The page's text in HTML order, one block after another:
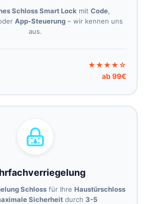
Schloss Smart Lock mit Code,
App-Steuerung – wir kennen uns
aus.
★★★★☆
ab 99€
Schloss für Ihre Haustürschloss
Sicherheitdurch 3-5